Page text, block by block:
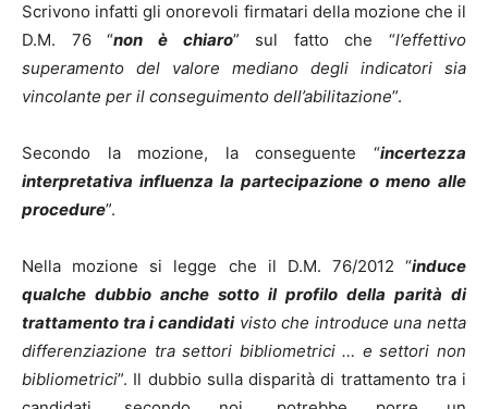
Scrivono infatti gli onorevoli firmatari della mozione che il
D.M. 76 “non è chiaro” sul fatto che “l’effettivo
superamento del valore mediano degli indicatori sia
vincolante per il conseguimento dell’abilitazione”.
Secondo la mozione, la conseguente “incertezza
interpretativa influenza la partecipazione o meno alle
procedure”.
Nella mozione si legge che il D.M. 76/2012 “induce
qualche dubbio anche sotto il profilo della parità di
trattamento tra i candidati visto che introduce una netta
differenziazione tra settori bibliometrici … e settori non
bibliometrici”. Il dubbio sulla disparità di trattamento tra i